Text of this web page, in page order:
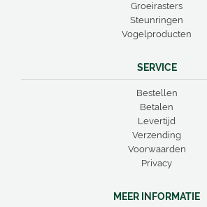
Groeirasters
Steunringen
Vogelproducten
SERVICE
Bestellen
Betalen
Levertijd
Verzending
Voorwaarden
Privacy
MEER INFORMATIE